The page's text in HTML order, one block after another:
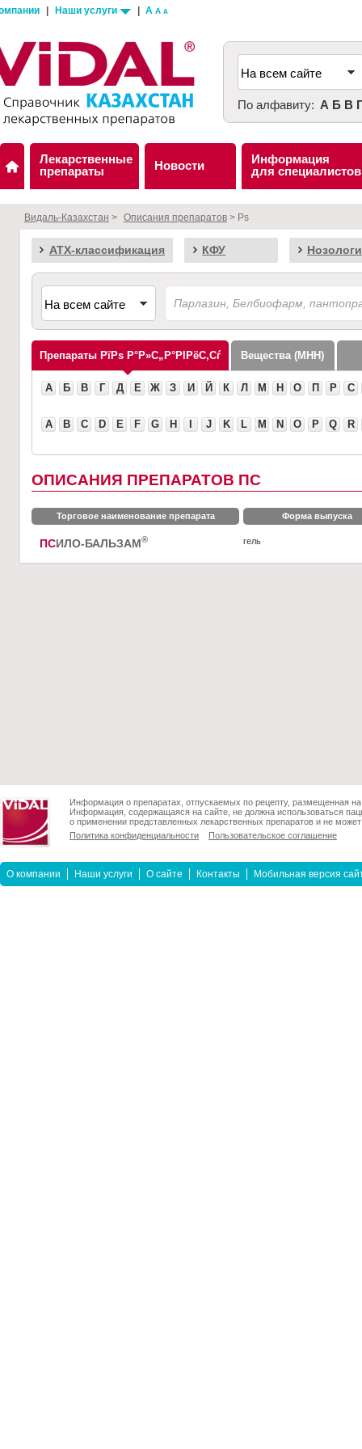
Наши услуги A A A
По алфавиту: А Б В
Лекарственные
препараты
Новости
Информация
для специалистов
Видаль-Казахстан > Описания препаратов > Ps
АТХ-классификация КФУ
Препараты Вещества (МНН)
А Б В Г Д Е Ж З И Й К Л М Н О П Р С
A B C D E F G H J K L M N O P Q R
ОПИСАНИЯ ПРЕПАРАТОВ ПС
Торговое наименование препарата Форма выпуска
ПСИЛО-БАЛЬЗАМ® гель
Информация о препаратах, отпускаемых по рецепту, размещенная
Информация, содержащаяся на сайте, не должна использоваться
о применении представленных лекарственных препаратов и не
Политика конфиденциальности
Пользовательское соглашение
О компании Наши услуги О сайте Контакты Мобильная версия